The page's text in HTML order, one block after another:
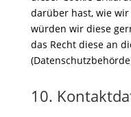
darüber hast, wie
würden wir diese
das Recht diese an
10.